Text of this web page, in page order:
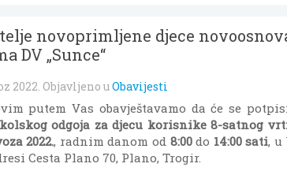
novoprimljene djece
DV „Sunce“
2022. Objavljeno uObavijesti
putem Vas obavještavamo da će se
odgoja za djecu korisnike 8-satnog
2022., radnim danom od 8:00do 14:00 sati, u
Cesta Plano 70, Plano, Trogir.